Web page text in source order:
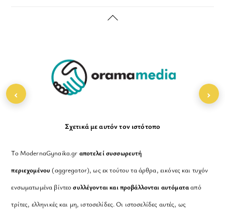
Back
Σχετικά με αυτόν τον ιστότοπο
Το ModernaGynaika.gr αποτελεί συσσωρευτή
περιεχομένου (aggregator), ως εκ τούτου τα άρθρα, εικόνες και τυχόν
ενσωματωμένα βίντεοσυλλέγονται και προβάλλονται αυτόματααπό
τρίτες, ελληνικές και μη, ιστοσελίδες. Οι ιστοσελίδες αυτές, ως
‹ ›